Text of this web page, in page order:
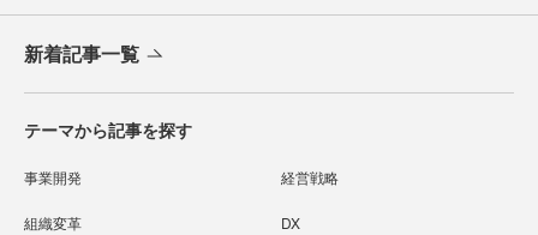
新着記事一覧
テーマから記事を探す
事業開発 経営戦略
組織変革 DX